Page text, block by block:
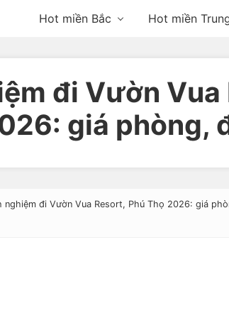
Hot miền Bắc Hot miền
đi Vườn Vua
giá phòng,
nghiệm đi Vườn Vua Resort, Phú Thọ 2026: giá